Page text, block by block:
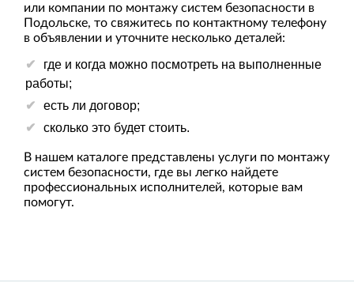
или компании по монтажу систем безопасности в
Подольске, то свяжитесь по контактному телефону
в объявлении и уточните несколько деталей:
где и когда можно посмотреть на выполненные
работы;
есть ли договор;
сколько это будет стоить.
В нашем каталоге представлены услуги по монтажу
систем безопасности, где вы легко найдете
профессиональных исполнителей, которые вам
помогут.